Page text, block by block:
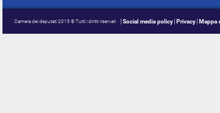
Camera dei deputati 2015 © Tutti i diritti riservati Social media policy Privacy Mappa